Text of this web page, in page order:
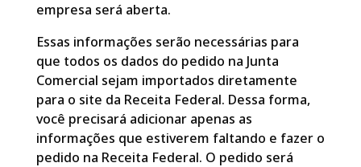
empresa será aberta.
Essas informações serão necessárias para
que todos os dados do pedido na Junta
Comercial sejam importados diretamente
para o site da Receita Federal. Dessa forma,
você precisará adicionar apenas as
informações que estiverem faltando e fazer o
pedido na Receita Federal. O pedido será